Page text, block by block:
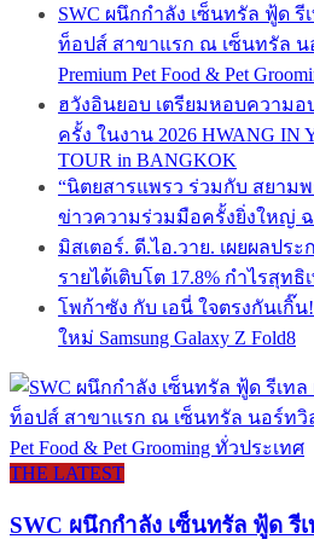
SWC ผนึกกำลัง เซ็นทรัล ฟู้ด รีเ
ท็อปส์ สาขาแรก ณ เซ็นทรัล
Premium Pet Food & Pet
ฮวังอินยอบ เตรียมหอบความ
ครั้ง ในงาน 2026 HWANG IN
TOUR in BANGKOK
“นิตยสารแพรว ร่วมกับ สยาม
ข่าวความร่วมมือครั้งยิ่งใหญ่ ฉ
มิสเตอร์. ดี.ไอ.วาย. เผยผลปร
รายได้เติบโต 17.8% กำไรสุทธิ
โพก้าซัง กับ เอนี่ ใจตรงกันเกิ๊
ใหม่ Samsung Galaxy Z Fold8
THE LATEST
SWC ผนึกกำลัง เซ็นทรัล ฟู้ด รีเ